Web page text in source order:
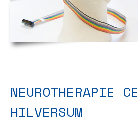
NEUROTHERAPIE
HILVERSUM